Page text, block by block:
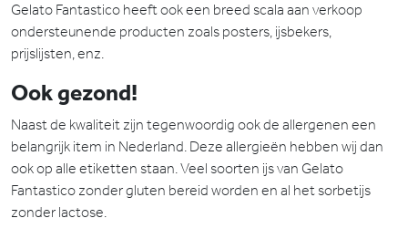
Gelato Fantastico heeft ook een breed scala aan verkoop
ondersteunende producten zoals posters, ijsbekers,
prijslijsten, enz.
Ook gezond!
Naast de kwaliteit zijn tegenwoordig ook de allergenen een
belangrijk item in Nederland. Deze allergieën hebben wij dan
ook op alle etiketten staan. Veel soorten ijs van Gelato
Fantastico zonder gluten bereid worden en al het sorbetijs
zonder lactose.